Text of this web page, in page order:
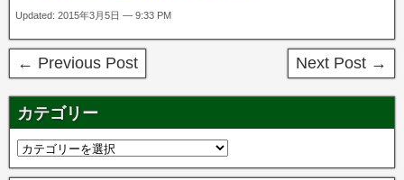
Updated: 2015年3月5日 — 9:33 PM
← Previous Post Next Post →
カテゴリー